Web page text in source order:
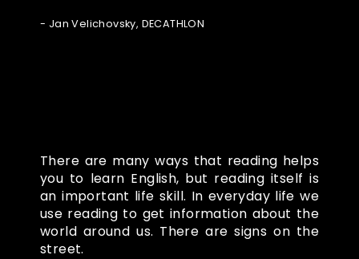
- Jan Velichovsky, DECATHLON
There are many ways that reading helps
you to learn English, but reading itself is
an important life skill. In everyday life we
use reading to get information about the
world around us. There are signs on the
street.